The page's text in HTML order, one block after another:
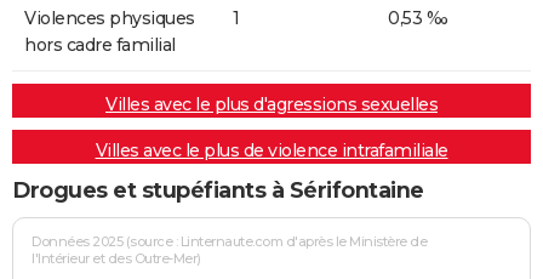
Violences physiques
hors cadre familial
1 0,53 ‰
Villes avec le plus d'agressions sexuelles
Villes avec le plus de violence intrafamiliale
Drogues et stupéfiants à Sérifontaine
Données 2025 (source : Linternaute.com d'après le Ministère de
l'Intérieur et des Outre-Mer)